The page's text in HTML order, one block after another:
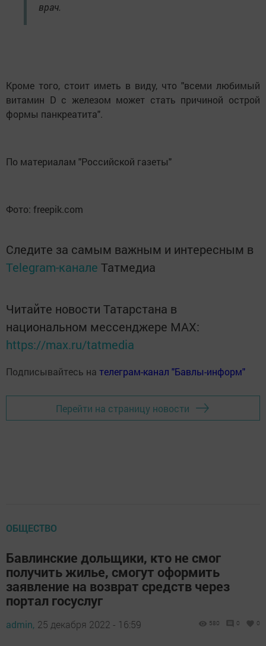
врач.
Кроме того, стоит иметь в виду, что "всеми любимый
витамин D с железом может стать причиной острой
формы панкреатита".
По материалам "Российской газеты"
Фото: freepik.com
Следите за самым важным и интересным в
Telegram-канале Татмедиа
Читайте новости Татарстана в
национальном мессенджере MАХ:
https://max.ru/tatmedia
Подписывайтесь на телеграм-канал "Бавлы-информ"
Перейти на страницу новости
ОБЩЕСТВО
Бавлинские дольщики, кто не смог
получить жилье, смогут оформить
заявление на возврат средств через
портал госуслуг
admin, 25 декабря 2022 - 16:59 580 0 0